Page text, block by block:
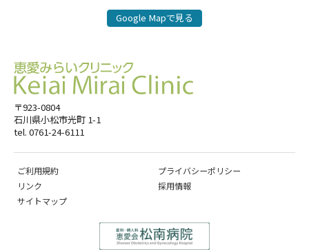
〒923-0804
石川県小松市光町 1-1
tel. 0761-24-6111
ご利用規約
プライバシーポリシー
リンク
採用情報
サイトマップ
Google Mapで見る